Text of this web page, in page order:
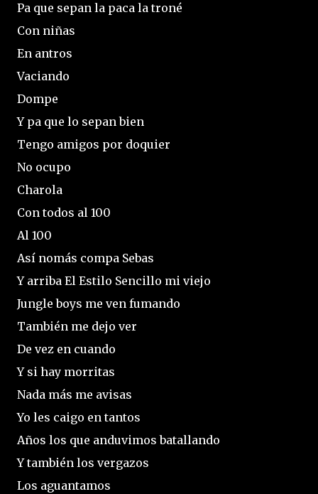
Pa que sepan la paca la troné
Con niñas
En antros
Vaciando
Dompe
Y pa que lo sepan bien
Tengo amigos por doquier
No ocupo
Charola
Con todos al 100
Al 100
Así nomás compa Sebas
Y arriba El Estilo Sencillo mi viejo
Jungle boys me ven fumando
También me dejo ver
De vez en cuando
Y si hay morritas
Nada más me avisas
Yo les caigo en tantos
Años los que anduvimos batallando
Y también los vergazos
Los aguantamos